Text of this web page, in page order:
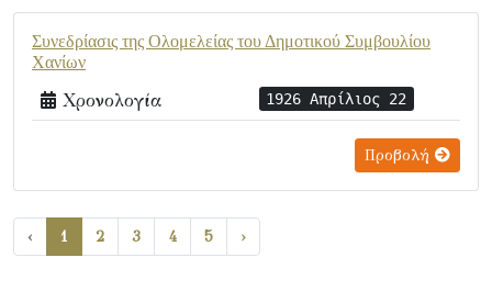
Συνεδρίασις της Ολομελείας του Δημοτικού Συμβουλίου
Χανίων
Χρονολογία 1926 Απρίλιος 22
Προβολή
‹ 1 2 3 4 5 ›